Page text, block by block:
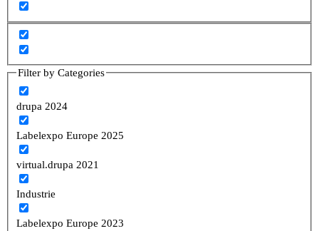
Filter by Categories
drupa 2024
Labelexpo Europe 2025
virtual.drupa 2021
Industrie
Labelexpo Europe 2023